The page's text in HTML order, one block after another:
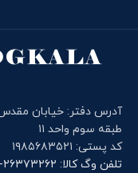
طبقه سوم واحد ۱۱
کد پستی: ۱۹۸۵۶۸۳۵۲۱
تلفن وگ کالا: ۲۶۳۷۳۲۶۲-۰۲۱ , ۲۶۳۷۳۲۶۴-۰۲۱